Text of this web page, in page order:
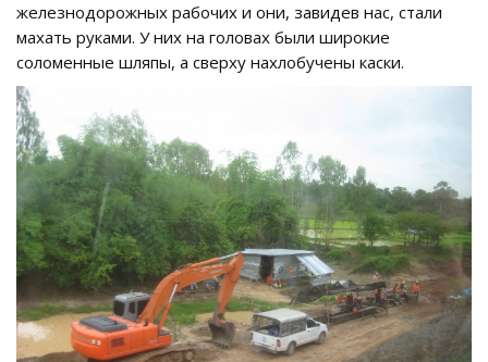
железнодорожных рабочих и они, завидев нас, стали
махать руками. У них на головах были широкие
соломенные шляпы, а сверху нахлобучены каски.